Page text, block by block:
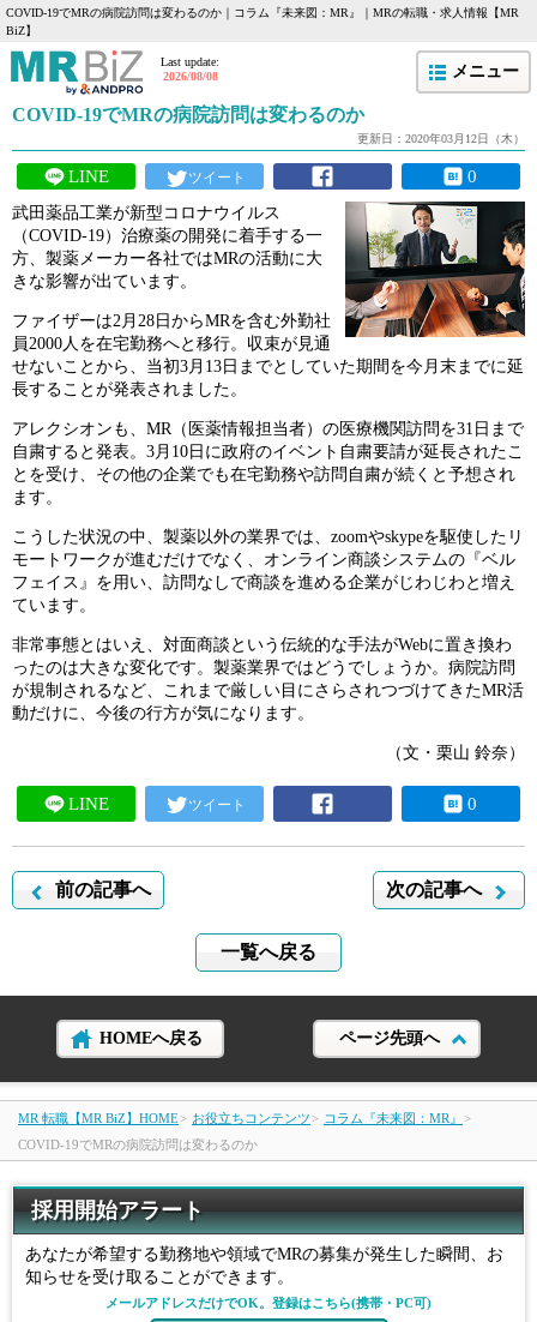
COVID-19でMRの病院訪問は変わるのか｜コラム『未来図：MR』｜MRの転職・求人情報【MR
BiZ】
メニュー
HOME
サービス紹介
Last update:
2026/08/08
メニュー
COVID-19でMRの病院訪問は変わるのか
更新日：2020年03月12日（木）
LINE ツイート 0
武田薬品工業が新型コロナウイルス
（COVID-19）治療薬の開発に着手する一
方、製薬メーカー各社ではMRの活動に大
きな影響が出ています。
ファイザーは2月28日からMRを含む外勤社
員2000人を在宅勤務へと移行。収束が見通
せないことから、当初3月13日までとしていた期間を今月末までに延
長することが発表されました。
アレクシオンも、MR（医薬情報担当者）の医療機関訪問を31日まで
自粛すると発表。3月10日に政府のイベント自粛要請が延長されたこ
とを受け、その他の企業でも在宅勤務や訪問自粛が続くと予想され
ます。
こうした状況の中、製薬以外の業界では、zoomやskypeを駆使したリ
モートワークが進むだけでなく、オンライン商談システムの『ベル
フェイス』を用い、訪問なしで商談を進める企業がじわじわと増え
ています。
非常事態とはいえ、対面商談という伝統的な手法がWebに置き換わ
ったのは大きな変化です。製薬業界ではどうでしょうか。病院訪問
が規制されるなど、これまで厳しい目にさらされつづけてきたMR活
動だけに、今後の行方が気になります。
（文・栗山 鈴奈）
LINE ツイート 0
前の記事へ 次の記事へ
一覧へ戻る
HOMEへ戻る ページ先頭へ
MR 転職【MR BiZ】HOME> お役立ちコンテンツ > コラム『未来図：MR』
>
COVID-19でMRの病院訪問は変わるのか
採用開始アラート
あなたが希望する勤務地や領域でMRの募集が発生した瞬間、お
知らせを受け取ることができます。
メールアドレスだけでOK。登録はこちら(携帯・PC可)